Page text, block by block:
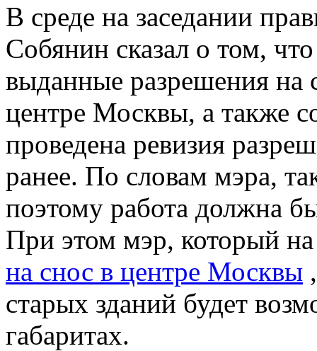
В среде на заседании
Собянин сказал о том,
выданные разрешения на
центре Москвы, а также
проведена ревизия
ранее. По словам мэра,
поэтому работа должна
При этом мэр, который
на снос в центре Москвы
старых зданий будет
габаритах.